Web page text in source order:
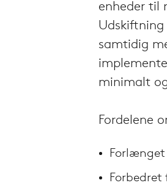
enheder til
samtidig
minimalt
Fordelene
Forlænget